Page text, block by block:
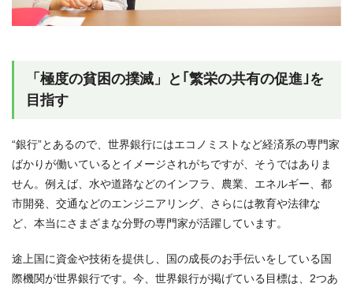
「極度の貧困の撲滅」と｢繁栄の共有の促進｣を
目指す
“銀行”とあるので、世界銀行にはエコノミストなど経済系の専門家
ばかりが働いているとイメージされがちですが、そうではありま
せん。例えば、水や道路などのインフラ、農業、エネルギー、都
市開発、交通などのエンジニアリング、さらには教育や法律な
ど、本当にさまざまな分野の専門家が活躍しています。
途上国に資金や技術を提供し、国の成長のお手伝いをしている国
際機関が世界銀行です。今、世界銀行が掲げている目標は、2つあ